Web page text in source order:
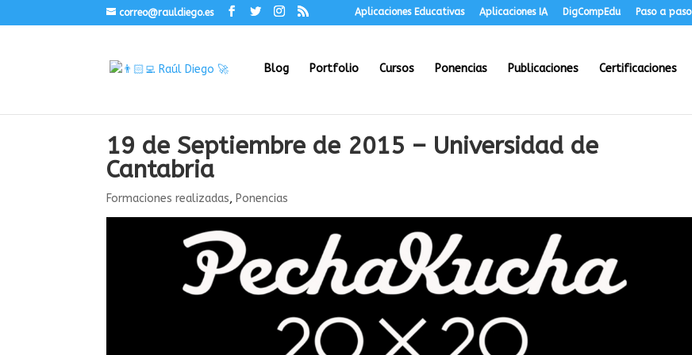
correo@rauldiego.es Aplicaciones Educativas Aplicaciones IA DigCompEdu Paso a paso
Blog Portfolio Cursos Ponencias Publicaciones Certificaciones
19 de Septiembre de 2015 – Universidad de
Cantabria
Formaciones realizadas, Ponencias